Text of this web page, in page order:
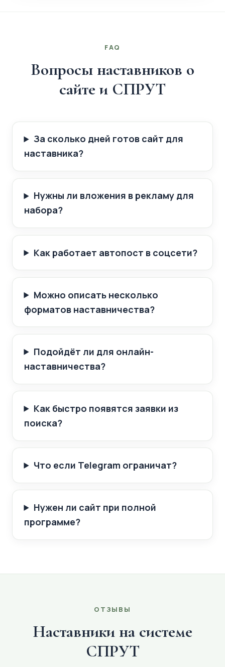
FAQ
Вопросы наставников о
сайте и СПРУТ
За сколько дней готов сайт для
наставника?
Нужны ли вложения в рекламу для
набора?
Как работает автопост в соцсети?
Можно описать несколько
форматов наставничества?
Подойдёт ли для онлайн-
наставничества?
Как быстро появятся заявки из
поиска?
Что если Telegram ограничат?
Нужен ли сайт при полной
программе?
ОТЗЫВЫ
Наставники на системе
СПРУТ